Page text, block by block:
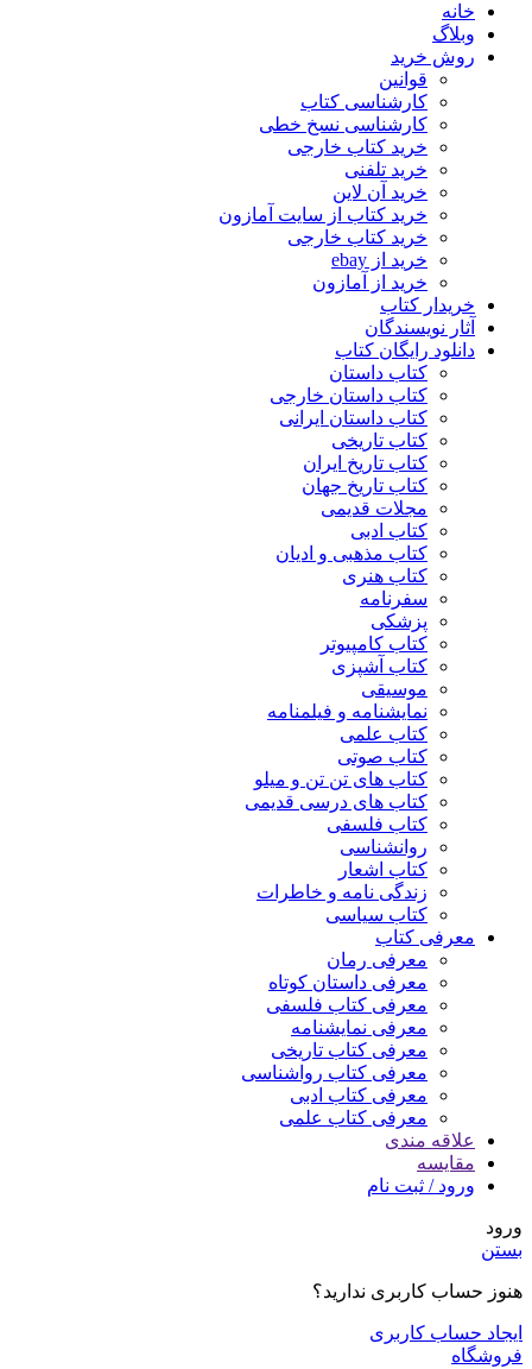
خانه
وبلاگ
روش خرید
قوانین
کارشناسی کتاب
کارشناسی نسخ خطی
خرید کتاب خارجی
خرید تلفنی
خرید آن لاین
خرید کتاب از سایت آمازون
خرید کتاب خارجی
خرید از ebay
خرید از آمازون
خریدار کتاب
آثار نویسندگان
دانلود رایگان کتاب
کتاب داستان
کتاب داستان خارجی
کتاب داستان ایرانی
کتاب تاریخی
کتاب تاریخ ایران
کتاب تاریخ جهان
مجلات قدیمی
کتاب ادبی
کتاب مذهبی و ادیان
کتاب هنری
سفرنامه
پزشکی
کتاب کامپیوتر
کتاب آشپزی
موسیقی
نمایشنامه و فیلمنامه
کتاب علمی
کتاب صوتی
کتاب های تن تن و میلو
کتاب های درسی قدیمی
کتاب فلسفی
روانشناسی
کتاب اشعار
زندگی نامه و خاطرات
کتاب سیاسی
معرفی کتاب
معرفی رمان
معرفی داستان کوتاه
معرفی کتاب فلسفی
معرفی نمایشنامه
معرفی کتاب تاریخی
معرفی کتاب رواشناسی
معرفی کتاب ادبی
معرفی کتاب علمی
علاقه مندی
مقایسه
ورود / ثبت نام
ورود
بستن
هنوز حساب کاربری ندارید؟
ایجاد حساب کاربری
فروشگاه